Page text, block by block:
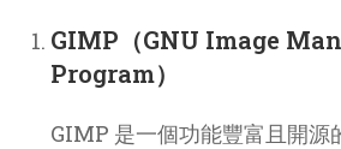
GIMP（GNU Image
Program）
GIMP 是一個功能豐富且開源